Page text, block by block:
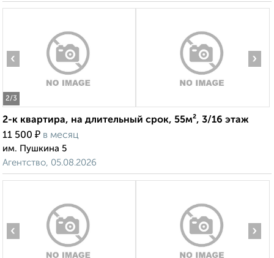
2/3
‹ ›
2-к квартира, на длительный срок, 55м², 3/16 этаж
11 500 ₽ в месяц
им. Пушкина 5
Агентство, 05.08.2026
‹ ›